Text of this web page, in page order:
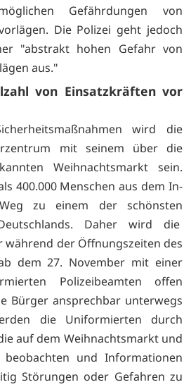
Gefährdungen von
Die Polizei geht jedoch
"abstrakt hohen Gefahr von
aus."
von Einsatzkräften vor
wird die
mit seinem über die
Weihnachtsmarkt sein.
400.000 Menschen aus dem In-
zu einem der schönsten
Daher wird die
während der Öffnungszeiten des
dem 27. November mit einer
Polizeibeamten offen
Bürger ansprechbar unterwegs
die Uniformierten durch
auf dem Weihnachtsmarkt und
und Informationen
Störungen oder Gefahren zu